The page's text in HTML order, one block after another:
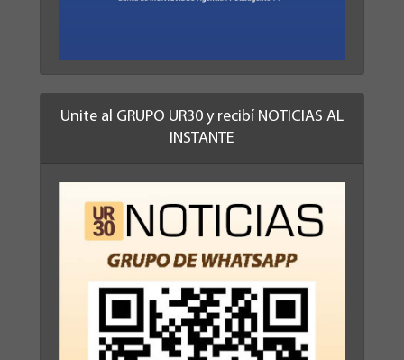
Unite al GRUPO UR30 y recibí NOTICIAS AL
INSTANTE